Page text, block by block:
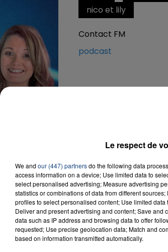
END LA
nico et lily
Contact FM
podcast
NORD - 14/03/2022
Le respect de
We and our (447) partnersdo the following data
access information on a device; Use limited data to
select personalised advertising; Measure advertising
statistics or combinations of data from different
profiles to select personalised content; Use limited
Deliver and present advertising and content; Save
data such as IP address and browsing data to offer
requested; Use precise geolocation data; Match and
based on information transmitted automatically.